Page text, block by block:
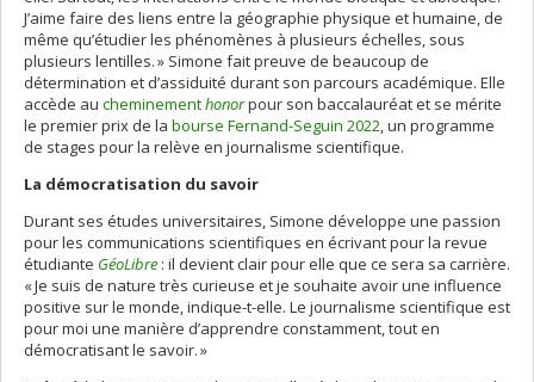
J’aime faire des liens entre la géographie physique et humaine, de
même qu’étudier les phénomènes à plusieurs échelles, sous
plusieurs lentilles. » Simone fait preuve de beaucoup de
détermination et d’assiduité durant son parcours académique. Elle
accède au cheminementhonorpour son baccalauréat et se mérite
le premier prix de la bourse Fernand-Seguin 2022 , un programme
de stages pour la relève en journalisme scientifique.
La démocratisation du savoir
Durant ses études universitaires, Simone développe une passion
pour les communications scientifiques en écrivant pour la revue
étudiante GéoLibre : il devient clair pour elle que ce sera sa carrière.
« Je suis de nature très curieuse et je souhaite avoir une influence
positive sur le monde, indique-t-elle. Le journalisme scientifique est
pour moi une manière d’apprendre constamment, tout en
démocratisant le savoir. »